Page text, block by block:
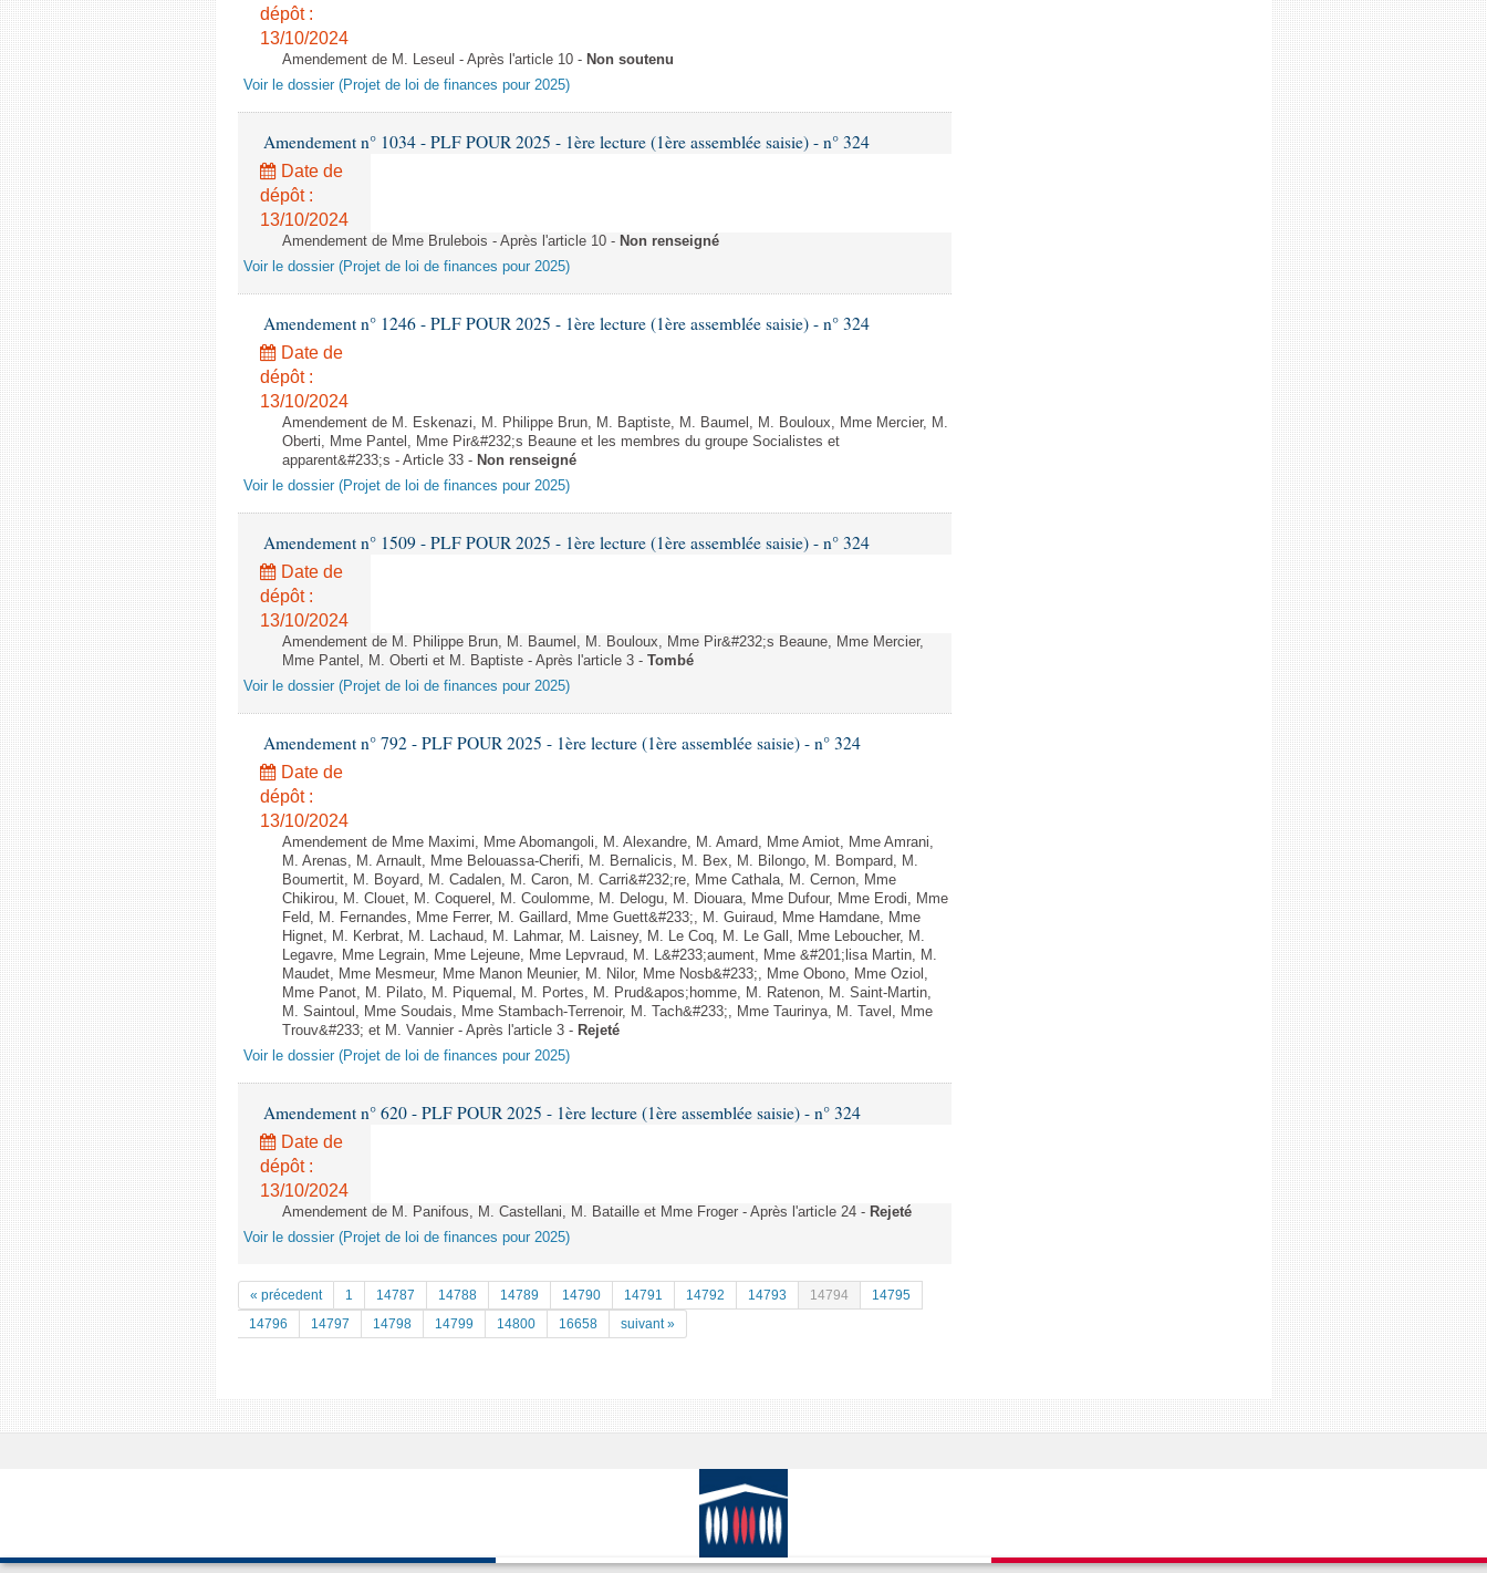
dépôt :
13/10/2024
Amendement de M. Leseul - Après l'article 10 - Non soutenu
Voir le dossier (Projet de loi de finances pour 2025)
Amendement n° 1034 - PLF POUR 2025 - 1ère lecture (1ère assemblée saisie) - n° 324
Date de
dépôt :
13/10/2024
Amendement de Mme Brulebois - Après l'article 10 - Non renseigné
Voir le dossier (Projet de loi de finances pour 2025)
Amendement n° 1246 - PLF POUR 2025 - 1ère lecture (1ère assemblée saisie) - n° 324
Date de
dépôt :
13/10/2024
Amendement de M. Eskenazi, M. Philippe Brun, M. Baptiste, M. Baumel, M. Bouloux, Mme Mercier, M.
Oberti, Mme Pantel, Mme Pir&#232;s Beaune et les membres du groupe Socialistes et
apparent&#233;s - Article 33 - Non renseigné
Voir le dossier (Projet de loi de finances pour 2025)
Amendement n° 1509 - PLF POUR 2025 - 1ère lecture (1ère assemblée saisie) - n° 324
Date de
dépôt :
13/10/2024
Amendement de M. Philippe Brun, M. Baumel, M. Bouloux, Mme Pir&#232;s Beaune, Mme Mercier,
Mme Pantel, M. Oberti et M. Baptiste - Après l'article 3 - Tombé
Voir le dossier (Projet de loi de finances pour 2025)
Amendement n° 792 - PLF POUR 2025 - 1ère lecture (1ère assemblée saisie) - n° 324
Date de
dépôt :
13/10/2024
Amendement de Mme Maximi, Mme Abomangoli, M. Alexandre, M. Amard, Mme Amiot, Mme Amrani,
M. Arenas, M. Arnault, Mme Belouassa-Cherifi, M. Bernalicis, M. Bex, M. Bilongo, M. Bompard, M.
Boumertit, M. Boyard, M. Cadalen, M. Caron, M. Carri&#232;re, Mme Cathala, M. Cernon, Mme
Chikirou, M. Clouet, M. Coquerel, M. Coulomme, M. Delogu, M. Diouara, Mme Dufour, Mme Erodi, Mme
Feld, M. Fernandes, Mme Ferrer, M. Gaillard, Mme Guett&#233;, M. Guiraud, Mme Hamdane, Mme
Hignet, M. Kerbrat, M. Lachaud, M. Lahmar, M. Laisney, M. Le Coq, M. Le Gall, Mme Leboucher, M.
Legavre, Mme Legrain, Mme Lejeune, Mme Lepvraud, M. L&#233;aument, Mme &#201;lisa Martin, M.
Maudet, Mme Mesmeur, Mme Manon Meunier, M. Nilor, Mme Nosb&#233;, Mme Obono, Mme Oziol,
Mme Panot, M. Pilato, M. Piquemal, M. Portes, M. Prud&apos;homme, M. Ratenon, M. Saint-Martin,
M. Saintoul, Mme Soudais, Mme Stambach-Terrenoir, M. Tach&#233;, Mme Taurinya, M. Tavel, Mme
Trouv&#233; et M. Vannier - Après l'article 3 - Rejeté
Voir le dossier (Projet de loi de finances pour 2025)
Amendement n° 620 - PLF POUR 2025 - 1ère lecture (1ère assemblée saisie) - n° 324
Date de
dépôt :
13/10/2024
Amendement de M. Panifous, M. Castellani, M. Bataille et Mme Froger - Après l'article 24 - Rejeté
Voir le dossier (Projet de loi de finances pour 2025)
« précedent 1 14787 14788 14789 14790 14791 14792 14793 14794
14795
14796
14797 14798 14799 14800 16658 suivant »